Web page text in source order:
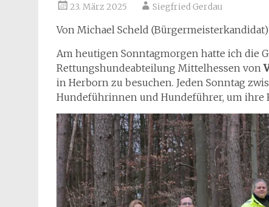
23. März 2025 Siegfried Gerdau
Von Michael Scheld (Bürgermeisterkandidat)
Am heutigen Sonntagmorgen hatte ich die
Rettungshundeabteilung Mittelhessen von
in Herborn zu besuchen. Jeden Sonntag
Hundeführinnen und Hundeführer, um ihre